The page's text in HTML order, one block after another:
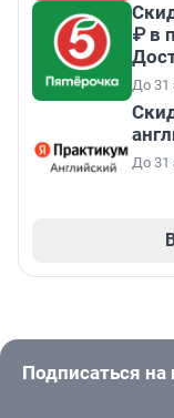
₽ в
До 31
До 31
Подписаться на